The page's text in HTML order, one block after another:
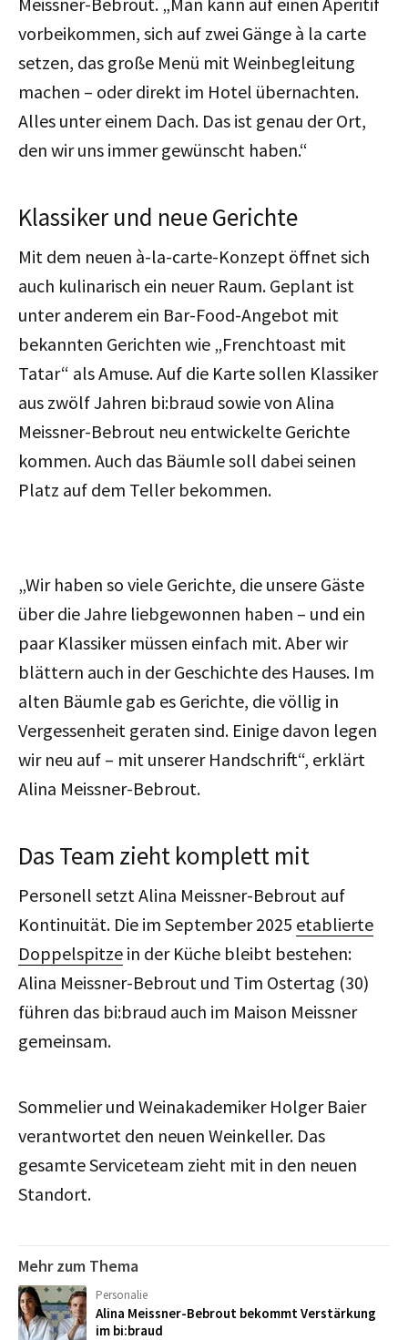
vorbeikommen, sich auf zwei Gänge à la carte
setzen, das große Menü mit Weinbegleitung
machen – oder direkt im Hotel übernachten.
Alles unter einem Dach. Das ist genau der Ort,
den wir uns immer gewünscht haben.“
Klassiker und neue Gerichte
Mit dem neuen à-la-carte-Konzept öffnet sich
auch kulinarisch ein neuer Raum. Geplant ist
unter anderem ein Bar-Food-Angebot mit
bekannten Gerichten wie „Frenchtoast mit
Tatar“ als Amuse. Auf die Karte sollen Klassiker
aus zwölf Jahren bi:braud sowie von Alina
Meissner-Bebrout neu entwickelte Gerichte
kommen. Auch das Bäumle soll dabei seinen
Platz auf dem Teller bekommen.
„Wir haben so viele Gerichte, die unsere Gäste
über die Jahre liebgewonnen haben – und ein
paar Klassiker müssen einfach mit. Aber wir
blättern auch in der Geschichte des Hauses. Im
alten Bäumle gab es Gerichte, die völlig in
Vergessenheit geraten sind. Einige davon legen
wir neu auf – mit unserer Handschrift“, erklärt
Alina Meissner-Bebrout.
Das Team zieht komplett mit
Personell setzt Alina Meissner-Bebrout auf
Kontinuität. Die im September 2025 etablierte
Doppelspitze in der Küche bleibt bestehen:
Alina Meissner-Bebrout und Tim Ostertag (30)
führen das bi:braud auch im Maison Meissner
gemeinsam.
Sommelier und Weinakademiker Holger Baier
verantwortet den neuen Weinkeller. Das
gesamte Serviceteam zieht mit in den neuen
Standort.
Mehr zum Thema
Personalie
Alina Meissner-Bebrout bekommt Verstärkung
im bi:braud